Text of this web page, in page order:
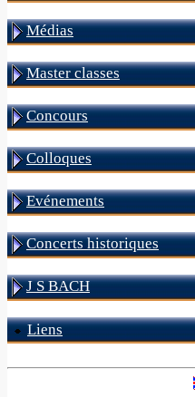
Médias
Master classes
Concours
Colloques
Evénements
Concerts historiques
J S BACH
Liens